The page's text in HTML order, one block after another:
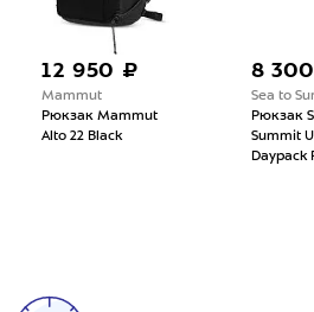
12 950 ₽
Mammut
Рюкзак Mammut
Alto 22 Black
8
Sea to
Рюкзак
Summit
Daypack